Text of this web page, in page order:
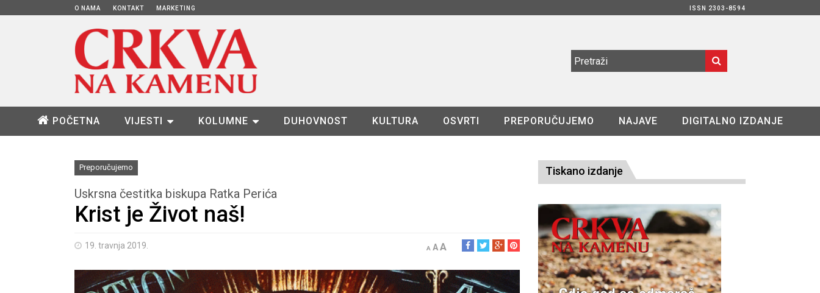
O NAMA KONTAKT MARKETING ISSN 2303-8594
POČETNA VIJESTI KOLUMNE DUHOVNOST KULTURA OSVRTI PREPORUČUJEMO NAJAVE DIGITALNO IZDANJE
Preporučujemo
Uskrsna čestitka biskupa Ratka Perića
Krist je Život naš!
19. travnja 2019. A AA
Tiskano izdanje